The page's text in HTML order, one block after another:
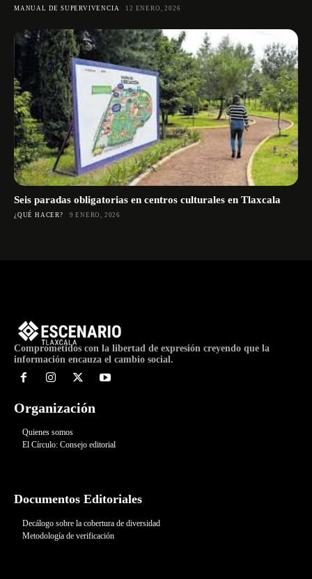
MANUAL DE SUPERVIVENCIA 12 ENERO, 2026
Seis paradas obligatorias en centros culturales en Tlaxcala
¿QUÉ HACER? 9 ENERO, 2026
Comprometidos con la libertad de expresión creyendo que la
información encauza el cambio social.
Organización
Quienes somos
El Círculo: Consejo editorial
Documentos Editoriales
Decálogo sobre la cobertura de diversidad
Metodología de verificación